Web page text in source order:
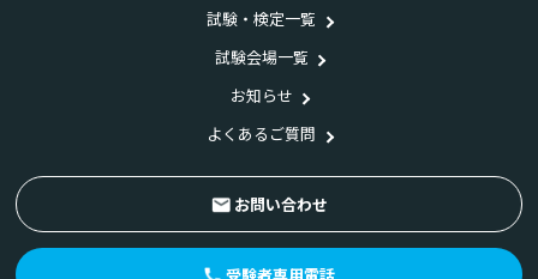
試験・検定一覧
試験会場一覧
お知らせ
よくあるご質問
お問い合わせ